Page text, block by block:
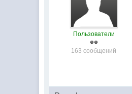
Пользователи
163 сообщений